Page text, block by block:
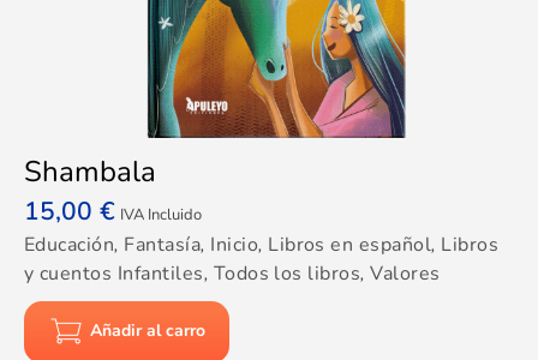
Shambala
15,00 € IVA Incluido
Educación, Fantasía, Inicio, Libros en español, Libros
y cuentos Infantiles, Todos los libros,Valores
Añadir al carro